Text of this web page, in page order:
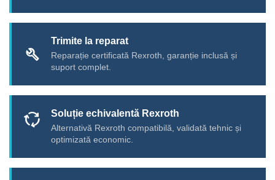
build
Trimite la reparat
Reparație certificată Rexroth, garanție inclusă și
suport complet.
cycle Soluție echivalentă Rexroth
Alternativă Rexroth compatibilă, validată tehnic și
optimizată economic.